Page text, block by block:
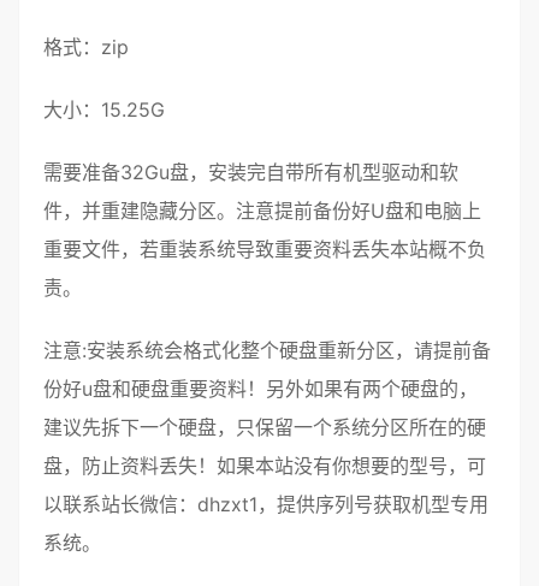
格式： zip
大小：15.25G
需要准备32Gu盘， 安装完自带所有机型驱动和软
件，并重建隐藏分区。注意提前备份好U盘和电脑上
重要文件，若重装系统导致重要资料丢失本站概不负
责。
注意:安装系统会格式化整个硬盘重新分区，请提前备
份好u盘和硬盘重要资料！另外如果有两个硬盘的，
建议先拆下一个硬盘，只保留一个系统分区所在的硬
盘，防止资料丢失！如果本站没有你想要的型号，可
以联系站长微信：dhzxt1，提供序列号获取机型专用
系统。